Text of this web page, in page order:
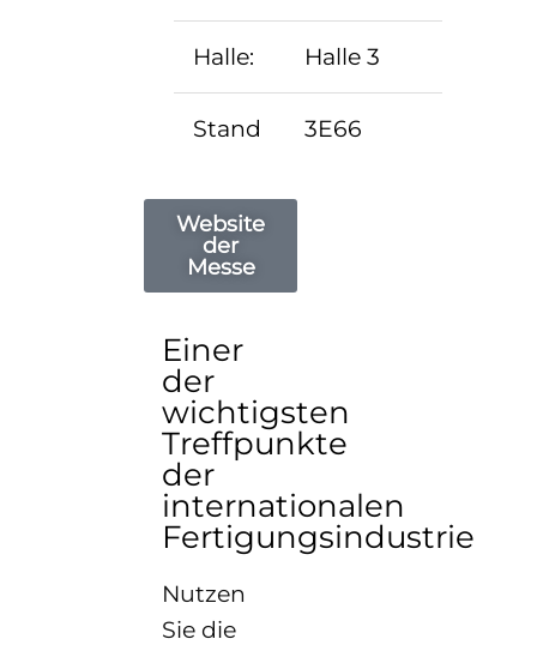
Halle: Halle 3
Stand 3E66
Website
der
Messe
Einer
der
wichtigsten
Treffpunkte
der
internationalen
Fertigungsindustrie
Nutzen
Sie die